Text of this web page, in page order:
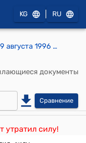
KG RU
Указ Президента КР от 19 августа 1996 года УП №249 "О внесении изменений в Указ Президента Кыргызской Республики "О совершенствовании механизма реализации специальных платежных средств Кыргызской Республики" от 1 декабря 1993 года"
документы
Сравнение
утратил силу!